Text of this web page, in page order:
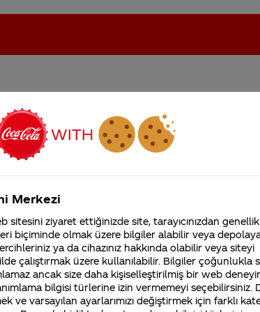
Filistin'de fabr... Coca-Cola’yı kim buldu?
diyebilirmiyiz
vişne aromasından gelen tat ve
yanı sıra, Türk ve Avrupa
edilmektedir. Yüksek kaliteli üretim
Coca-Cola Şirketi
merak ettikleriniz.
Fabrikalarımız,
sertifikalarımız, faaliyet
gösterdiğimiz ülkeler,
tarihçemiz ve daha
Merkezi
sitesini ziyaret ettiğinizde site, tarayıcınızdan
biçiminde olmak üzere bilgiler alabilir veya
ya da cihazınız hakkında olabilir veya siteyi
çalıştırmak üzere kullanılabilir. Bilgiler çoğunlukla
ancak size daha kişiselleştirilmiş bir web
bilgisi türlerine izin vermemeyi seçebilirsiniz.
ve varsayılan ayarlarımızı değiştirmek için farklı